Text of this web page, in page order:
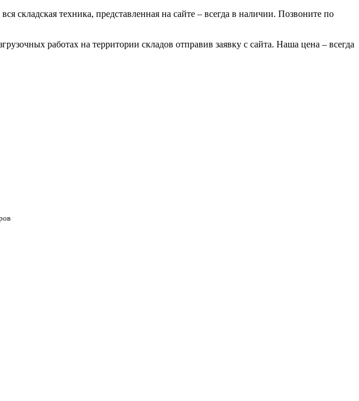
складская техника, представленная на сайте – всегда в наличии. Позвоните по
работах на территории складов отправив заявку с сайта. Наша цена – всегда